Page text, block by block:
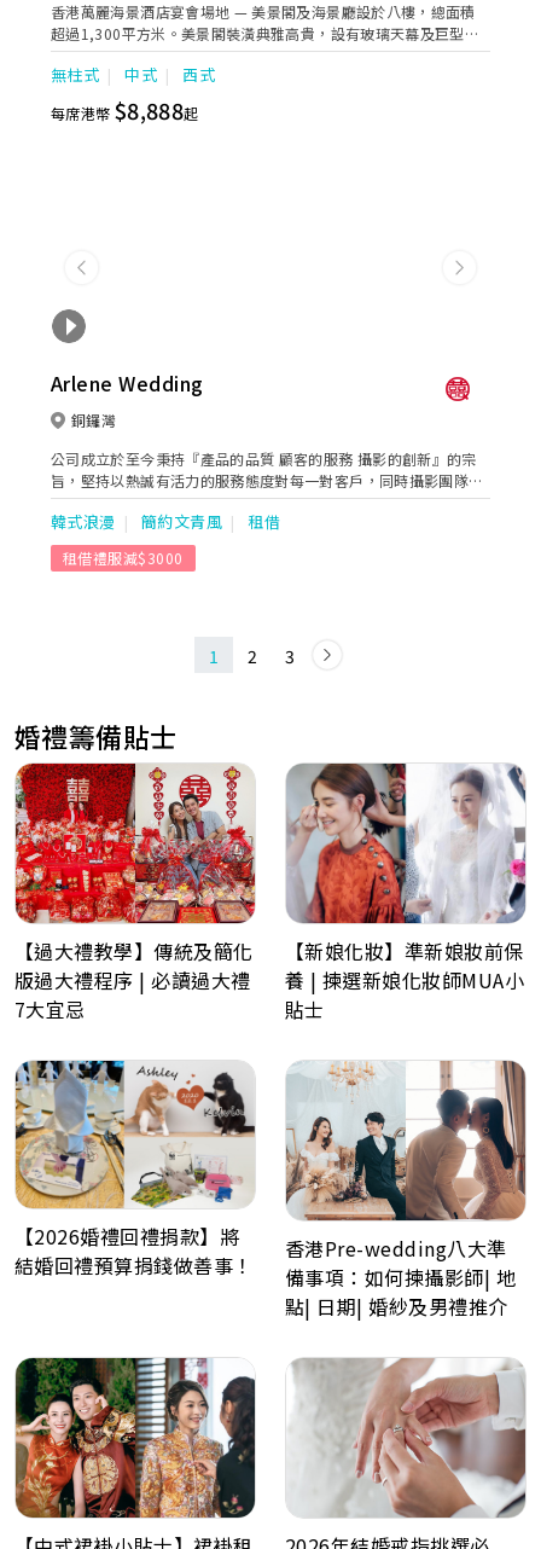
香港萬麗海景酒店宴會場地 — 美景閣及海景廳設於八樓，總面積
超過1,300平方米。美景閣裝潢典雅高貴，設有玻璃天幕及巨型長
窗，為宴會廳注入閃動醉人的光彩，並備有高品質視聽設施，可容
納168位賓客，滿足新人一切婚嫁所需；瑰麗堂皇的海景廳採用無
柱式設計，環境開揚寬敞，並配合華麗吊燈及多功能LED螢幕牆，
好讓多達408位賓客共證兩口子的每個幸福瞬間，並獻上最真摰的
無柱式 中式 西式
每席港幣 $8,888起
Previous Next
Arlene Wedding
銅鑼灣
公司成立於至今秉持『產品的品質 顧客的服務 攝影的創新』的宗
旨，堅持以熱誠有活力的服務態度對每一對客戶，同時攝影團隊也
不斷開發不同特色的攝影場地，呈現給客戶一張一張充滿回憶溫馨
的畫面。默默地做，仔細地做，用心地做，都是arlene工作團隊的
應有態度，攝影團隊，一向是默默地拍，每張照片都是對客人的責
任，不是show名氣，是呈現最有深度的攝影作品、業務團隊，一
的尊貴客戶。希望公司能跟Arlene wedding的粉絲一年延續一年，
韓式浪漫 簡約文青風 租借
租借禮服減$3000
1 2 3
婚禮籌備貼士
【過大禮教學】傳統及簡化
版過大禮程序 | 必讀過大禮
7大宜忌
【新娘化妝】準新娘妝前保
養 | 揀選新娘化妝師MUA小
貼士
【2026婚禮回禮捐款】將
結婚回禮預算捐錢做善事！
香港Pre-wedding八大準
備事項：如何揀攝影師| 地
點| 日期| 婚紗及男禮推介